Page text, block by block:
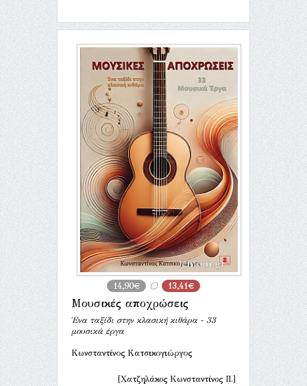
14,90€ 13,41€
Μουσικές αποχρώσεις
Ένα ταξίδι στην κλασική κιθάρα - 33
μουσικά έργα
Κωνσταντίνος Κατσικογιώργος
[Χατζηλάκος Κωνσταντίνος Π.]